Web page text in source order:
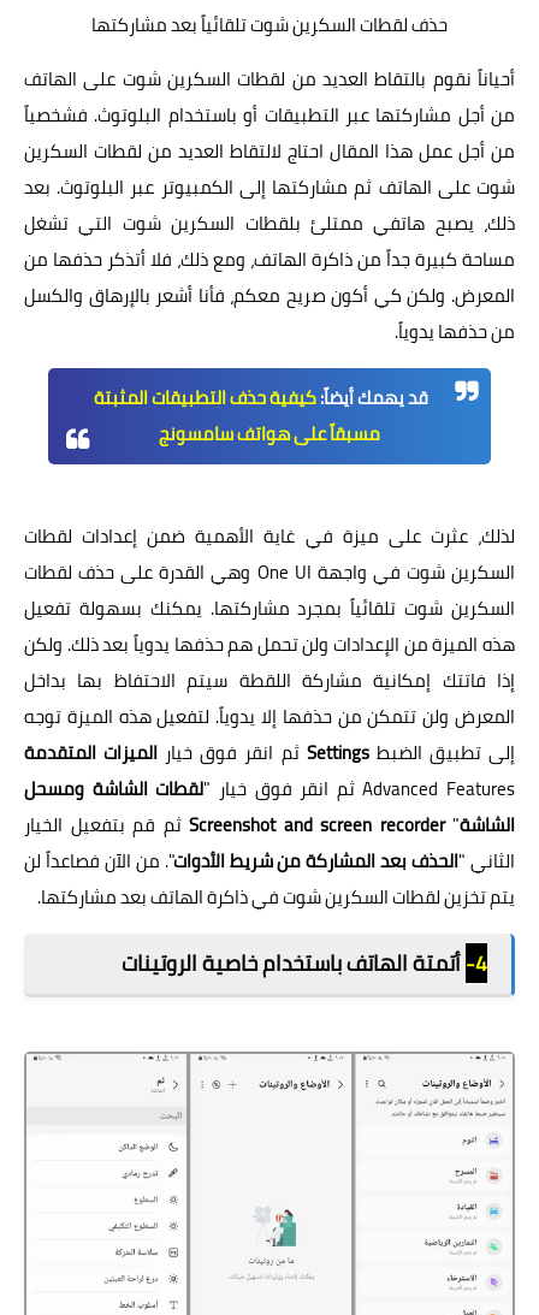
حذف لقطات السكرين شوت تلقائياً بعد مشاركتها
أحياناً نقوم بالتقاط العديد من لقطات السكرين شوت على الهاتف
من أجل مشاركتها عبر التطبيقات أو باستخدام البلوتوث. فشخصياً
من أجل عمل هذا المقال احتاج لالتقاط العديد من لقطات السكرين
شوت على الهاتف ثم مشاركتها إلى الكمبيوتر عبر البلوتوث. بعد
ذلك، يصبح هاتفي ممتلئ بلقطات السكرين شوت التي تشغل
مساحة كبيرة جداً من ذاكرة الهاتف، ومع ذلك، فلا أتذكر حذفها من
المعرض. ولكن كي أكون صريح معكم، فأنا أشعر بالإرهاق والكسل
من حذفها يدوياً.
قد يهمك أيضاً:كيفية حذف التطبيقات المثبتة
مسبقاً على هواتف سامسونج
لذلك، عثرت على ميزة في غاية الأهمية ضمن إعدادات لقطات
السكرين شوت في واجهة One UI وهي القدرة على حذف لقطات
السكرين شوت تلقائياً بمجرد مشاركتها. يمكنك بسهولة تفعيل
هذه الميزة من الإعدادات ولن تحمل هم حذفها يدوياً بعد ذلك. ولكن
إذا فاتتك إمكانية مشاركة اللقطة سيتم الاحتفاظ بها بداخل
المعرض ولن تتمكن من حذفها إلا يدوياً. لتفعيل هذه الميزة توجه
إلى تطبيق الضبطSettings ثم انقر فوق خيار الميزات المتقدمة
Advanced Features ثم انقر فوق خيار "
لقطات الشاشة ومسحل
الشاشة"
Screenshot and screen recorder ثم قم بتفعيل الخيار
الثاني "الحذف بعد المشاركة من شريط الأدوات". من الآن فصاعداً لن
يتم تخزين لقطات السكرين شوت في ذاكرة الهاتف بعد مشاركتها.
4- أتمتة الهاتف باستخدام خاصية الروتينات